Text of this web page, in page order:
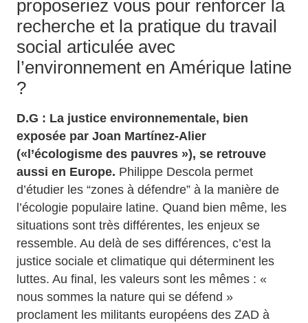
proposeriez vous pour renforcer la
recherche et la pratique du travail
social articulée avec
l’environnement en Amérique latine
?
D.G : La justice environnementale, bien
exposée par Joan Martínez-Alier
(«l’écologisme des pauvres »), se retrouve
aussi en Europe. Philippe Descola permet
d’étudier les “zones à défendre” à la manière de
l’écologie populaire latine. Quand bien même, les
situations sont très différentes, les enjeux se
ressemble. Au delà de ses différences, c’est la
justice sociale et climatique qui déterminent les
luttes. Au final, les valeurs sont les mêmes : «
nous sommes la nature qui se défend »
proclament les militants européens des ZAD à